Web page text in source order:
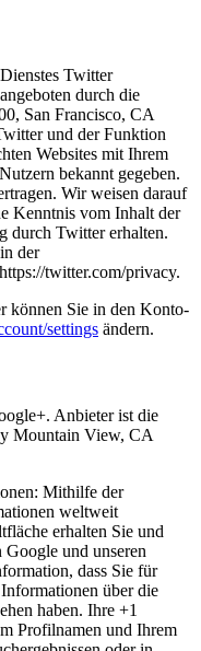
Twitter
durch die
San Francisco, CA
und der Funktion
Websites mit Ihrem
bekannt gegeben.
Wir weisen darauf
Kenntnis vom Inhalt der
durch Twitter erhalten.
der
twitter.com/privacy.
können Sie in den Konto-
settings ändern.
Anbieter ist die
Mountain View, CA
Mithilfe der
weltweit
erhalten Sie und
und unseren
dass Sie für
über die
haben. Ihre +1
Profilnamen und Ihrem